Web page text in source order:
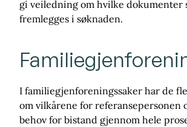
gi veiledning om hvilke dokumenter
fremlegges i søknaden.
I familiegjenforeningssaker har de
om vilkårene for referansepersonen
behov for bistand gjennom hele